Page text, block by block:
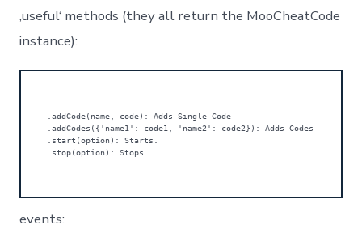
‚useful‘ methods (they all return the MooCheatCode
instance):
.addCode(name, code): Adds Single Code
.addCodes({'name1': code1, 'name2': code2}): Adds Codes
.start(option): Starts.
.stop(option): Stops.
events: